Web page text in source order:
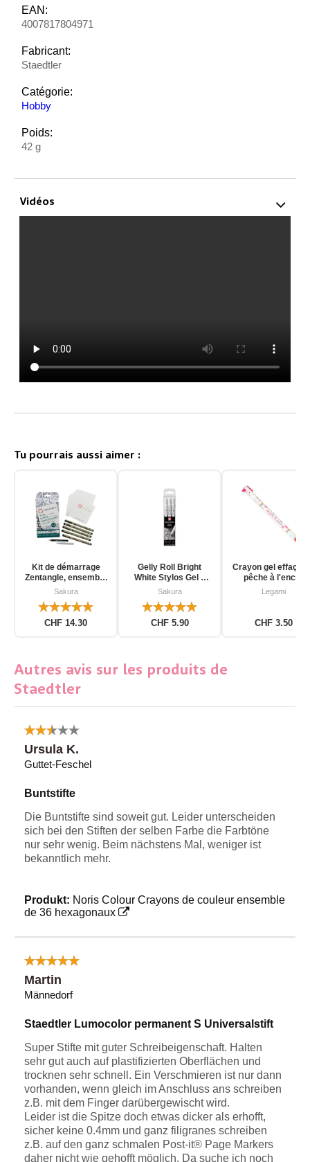
EAN:
4007817804971
Fabricant:
Staedtler
Catégorie:
Hobby
Poids:
42 g
Vidéos
Tu pourrais aussi aimer :
Kit de démarrage
Zentangle, ensemble
d'outils pour
Sakura
CHF 14.30
Gelly Roll Bright
White Stylos Gel 3
pièces
Sakura
CHF 5.90
Crayon gel
pêche à l'encre
d'unicorn
Legami
CHF 3.50
Autres avis sur les produits de
Staedtler
Ursula K.
Guttet-Feschel
Buntstifte
Die Buntstifte sind soweit gut. Leider unterscheiden
sich bei den Stiften der selben Farbe die Farbtöne
nur sehr wenig. Beim nächstens Mal, weniger ist
bekanntlich mehr.
Produkt: Noris Colour Crayons de couleur ensemble
de 36 hexagonaux
Martin
Männedorf
Staedtler Lumocolor permanent S Universalstift
Super Stifte mit guter Schreibeigenschaft. Halten
sehr gut auch auf plastifizierten Oberflächen und
trocknen sehr schnell. Ein Verschmieren ist nur dann
vorhanden, wenn gleich im Anschluss ans schreiben
z.B. mit dem Finger darübergewischt wird.
Leider ist die Spitze doch etwas dicker als erhofft,
sicher keine 0.4mm und ganz filigranes schreiben
z.B. auf den ganz schmalen Post-it® Page Markers
daher nicht wie gehofft möglich. Da suche ich noch